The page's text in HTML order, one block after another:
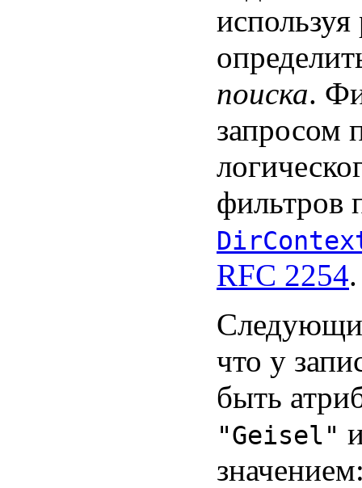
поиска.
запросом
фильтров
RFC 2254.
что у
быть
"Geisel"